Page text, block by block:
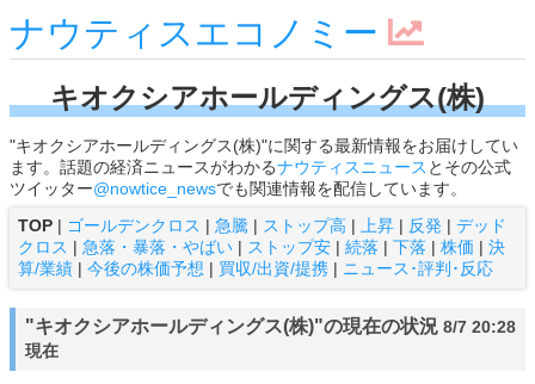
ナウティスエコノミー
キオクシアホールディングス(株)
"キオクシアホールディングス(株)"に関する最新情報をお届けしてい
ます。話題の経済ニュースがわかるナウティスニュース とその公式
ツイッター@nowtice_newsでも関連情報を配信しています。
TOP | ゴールデンクロス | 急騰 | ストップ高 | 上昇 | 反発 | デッド
クロス | 急落・暴落・やばい | ストップ安 | 続落 | 下落 | 株価 | 決
算/業績 | 今後の株価予想 | 買収/出資/提携 | ニュース･評判･反応
"キオクシアホールディングス(株)"の現在の状況 8/7 20:28
現在